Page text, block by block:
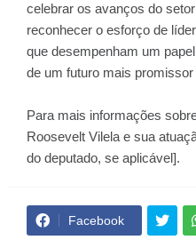
celebrar os avanços do
reconhecer o esforço de
que desempenham um
de um futuro mais
Para mais informações
Roosevelt Vilela e sua
do deputado, se aplicável].
Facebook